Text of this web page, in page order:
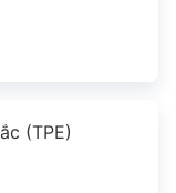
(TPE)